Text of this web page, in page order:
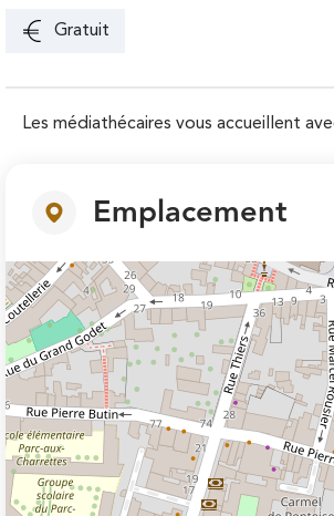
Gratuit
Les médiathécaires vous accueillent
Emplacement
+
−